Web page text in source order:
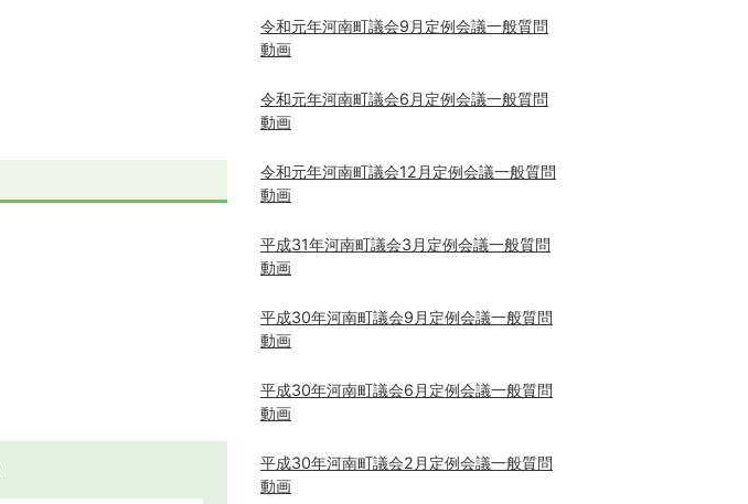
令和元年河南町議会9月定例会議一般質問
動画
令和元年河南町議会6月定例会議一般質問
動画
令和元年河南町議会12月定例会議一般質問
動画
平成31年河南町議会3月定例会議一般質問
動画
平成30年河南町議会9月定例会議一般質問
動画
平成30年河南町議会6月定例会議一般質問
動画
平成30年河南町議会2月定例会議一般質問
動画